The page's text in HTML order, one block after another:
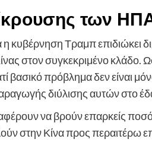
των
κυβέρνηση Τραμπ επιδιώκει
στον συγκεκριμένο
βασικό πρόβλημα δεν
διύλισης αυτών στο
να βρούν επαρκείς
στην Κίνα προς περαιτέρω